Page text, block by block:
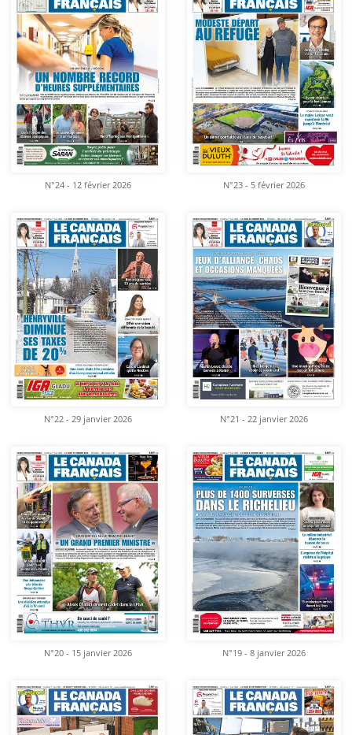
N°24 - 12 février 2026 N°23 - 5 février 2026
N°22 - 29 janvier 2026 N°21 - 22 janvier 2026
N°20 - 15 janvier 2026 N°19 - 8 janvier 2026